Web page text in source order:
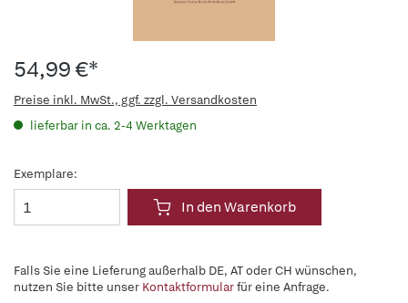
54,99 €*
Preise inkl. MwSt., ggf. zzgl. Versandkosten
lieferbar in ca. 2-4 Werktagen
Exemplare:
In den Warenkorb
Falls Sie eine Lieferung außerhalb DE, AT oder CH wünschen,
nutzen Sie bitte unser Kontaktformularfür eine Anfrage.